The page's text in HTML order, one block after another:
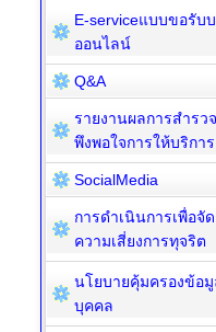
E-serviceแบบขอรับ
ออนไลน์
Q&A
รายงานผลการสำรว
พึงพอใจการให้บริการ
SocialMedia
การดำเนินการเพื่อจั
ความเสี่ยงการทุจริต
นโยบายคุ้มครองข้อ
บุคคล